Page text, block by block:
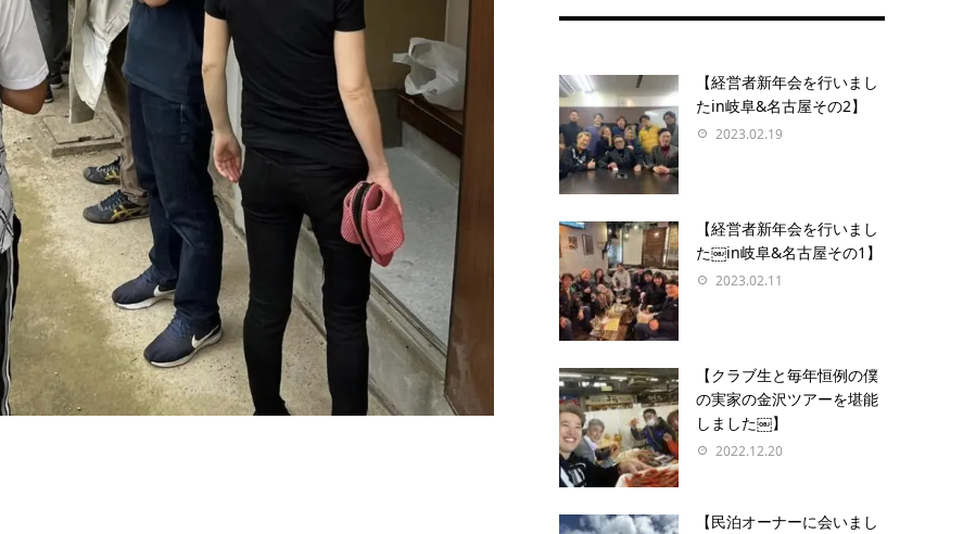
【経営者新年会を行いまし
たin岐阜&名古屋その2】
2023.02.19
【経営者新年会を行いまし
た￼in岐阜&名古屋その1】
2023.02.11
【クラブ生と毎年恒例の僕
の実家の金沢ツアーを堪能
しました￼】
2022.12.20
【民泊オーナーに会いまし